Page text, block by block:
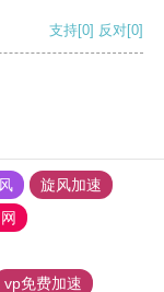
支持[0] 反对[0]
旋风加速
vp免费加速